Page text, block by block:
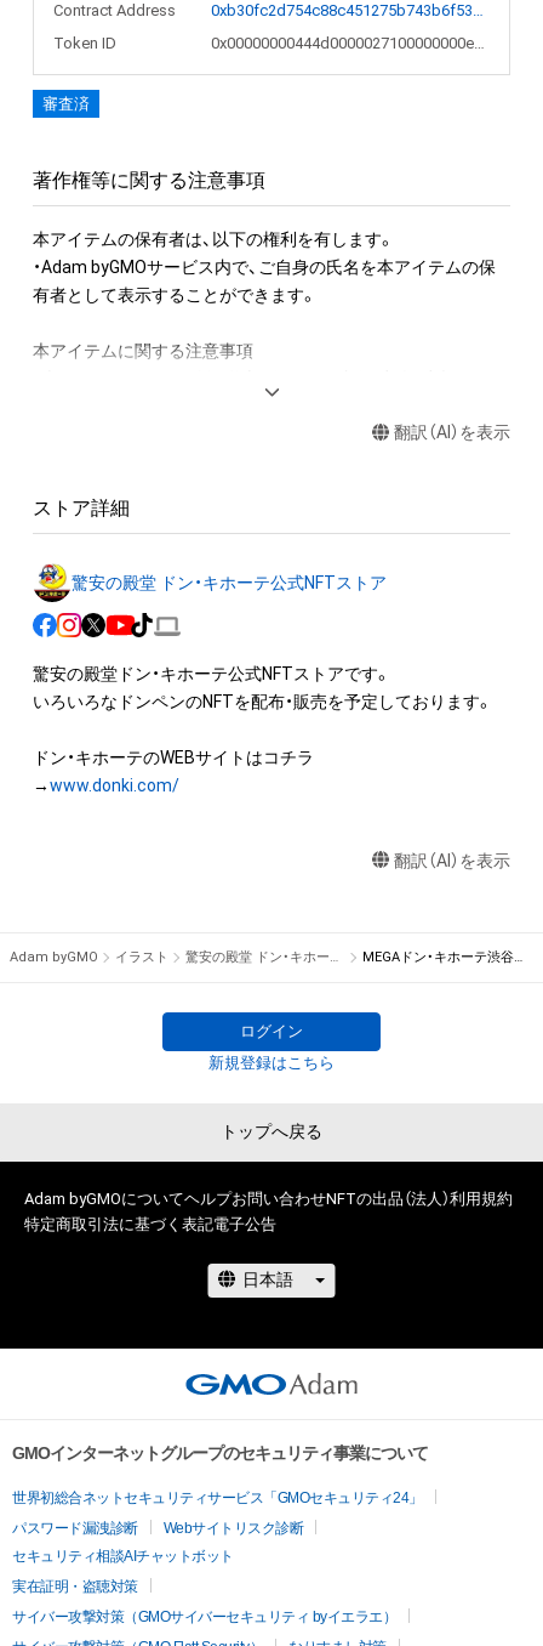
フィック・インターナショナルホールディングスが保管用に取
得しております。
Contract Address
0xb30fc2d754c88c451275b743b6f530f19f643683
Token ID
0x00000000444d0000027100000000eca3
審査済
著作権等に関する注意事項
本アイテムの保有者は、以下の権利を有します。
・Adam byGMOサービス内で、ご自身の氏名を本アイテムの保
有者として表示することができます。
本アイテムに関する注意事項
権(著作権、特許権、実用新案権、商標権、意匠権その他の知的財
成者または第三者のライセンス保有者によって保護されていま
そのため、本アイテムを保有していたとしても、本アイテムに関
する創作物にかかる知的財産権を有することを意味しません。
・本アイテムの作成者または第三者のライセンス保有者からの
の範囲を超えた行為、知的財産権を侵害するおそれのある行為
(改変、公開、配布、逆コンパイル、リバースエンジニアリングを
ん。
・本アイテムに関する創作物の利用については、公序良俗や法令
シフィック・インターナショナルホールディングスが不適切で
原因で発生したものであっても、本アイテムの作成者または第
ンターナショナルホールディングスは、何らの法的責任も負わ
ないものとします。
翻訳（AI）を表示
ストア詳細
驚安の殿堂 ドン・キホーテ公式NFTストア
驚安の殿堂ドン・キホーテ公式NFTストアです。
いろいろなドンペンのNFTを配布・販売を予定しております。
ドン・キホーテのWEBサイトはコチラ
→www.donki.com/
翻訳（AI）を表示
Adam byGMO イラスト 驚安の殿堂 ドン・キホーテ公式NFTストア MEGAドン・キホーテ渋谷本店 5周年記念「渋谷ドンペン」
ログイン
新規登録はこちら
トップへ戻る
Adam byGMOについてヘルプお問い合わせNFTの出品（法人）利用規約
特定商取引法に基づく表記電子公告
GMOインターネットグループのセキュリティ事業について
世界初総合ネットセキュリティサービス「GMOセキュリティ24」
パスワード漏洩診断
Webサイトリスク診断
セキュリティ相談AIチャットボット
実在証明・盗聴対策
サイバー攻撃対策（GMOサイバーセキュリティ byイエラエ）